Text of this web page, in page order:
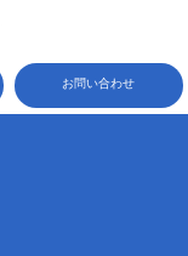
お問い合わせ